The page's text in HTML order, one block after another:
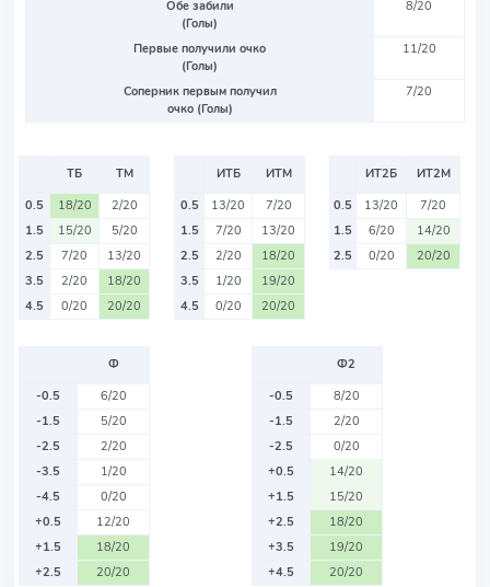
Обе забили
(Голы)
8/20
Первые получили очко
(Голы)
11/20
Соперник первым получил
очко (Голы)
7/20
ТБ
ТМ
0.5
18/20
2/20
1.5
15/20
5/20
2.5
7/20
13/20
3.5
2/20
18/20
4.5
0/20 20/20
ИТБ
ИТМ
0.5
13/20
7/20
1.5
7/20
13/20
2.5
2/20
18/20
3.5
1/20
19/20
4.5
0/20 20/20
ИТ2Б
ИТ2М
0.5
13/20
7/20
1.5
6/20
14/20
2.5
0/20 20/20
Ф
-0.5
6/20
-1.5
5/20
-2.5
2/20
-3.5
1/20
-4.5
0/20
+0.5
12/20
+1.5
18/20
+2.5
20/20
Ф2
-0.5
8/20
-1.5
2/20
-2.5
0/20
+0.5
14/20
+1.5
15/20
+2.5
18/20
+3.5
19/20
+4.5
20/20